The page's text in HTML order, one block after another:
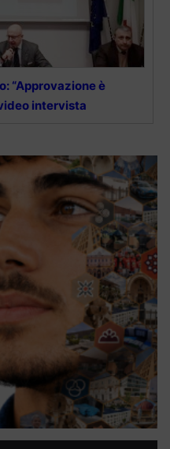
“Approvazione è
intervista